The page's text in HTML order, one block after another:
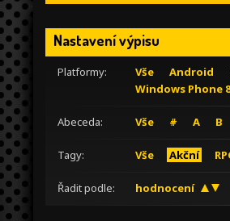
Nastavení výpisu
Platformy: Vše Android
Windows Phone 8
Abeceda: Vše # A B
Tagy: Vše Akční
Řadit podle: hodnocení